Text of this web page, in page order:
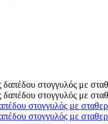
στογγυλός με
στογγυλός με